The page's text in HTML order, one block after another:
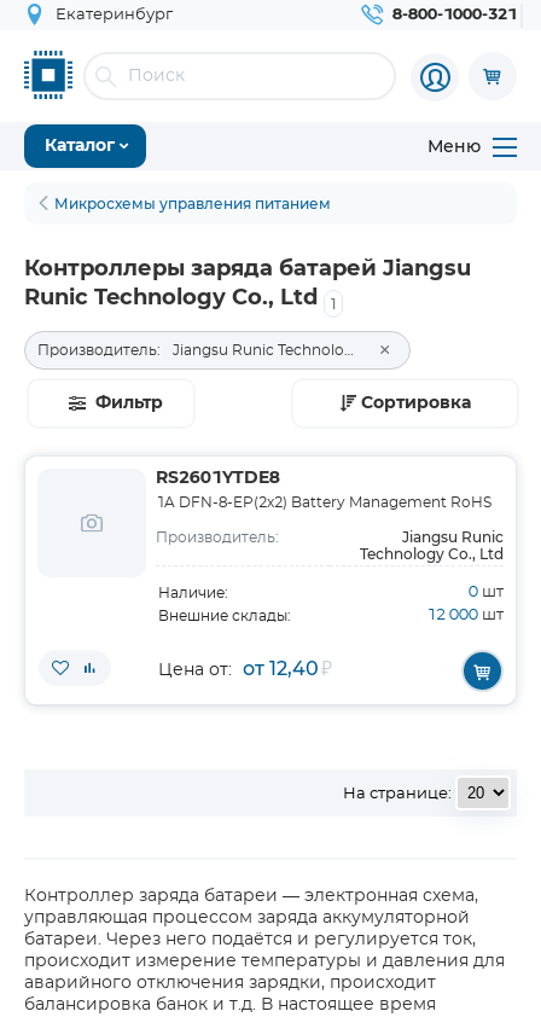
Екатеринбург 8-800-1000-321
Каталог Меню
Микросхемы управления питанием
Контроллеры заряда батарей Jiangsu
Runic Technology Co., Ltd
1
Производитель: ×
Фильтр Сортировка
RS2601YTDE8
1A DFN-8-EP(2x2) Battery Management RoHS
Производитель:
Jiangsu Runic
Technology Co., Ltd
Наличие: 0 шт
Внешние склады: 12 000 шт
Цена от: от 12,40₽
На странице:
Контроллер заряда батареи — электронная схема,
управляющая процессом заряда аккумуляторной
батареи. Через него подаётся и регулируется ток,
происходит измерение температуры и давления для
аварийного отключения зарядки, происходит
балансировка банок и т.д. В настоящее время